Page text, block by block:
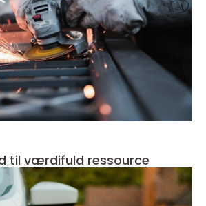
til værdifuld ressource